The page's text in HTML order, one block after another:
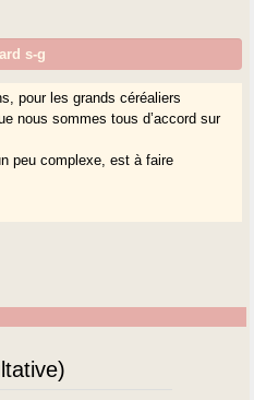
s-g
pour les grands céréaliers
nous sommes tous d’accord sur
peu complexe, est à faire